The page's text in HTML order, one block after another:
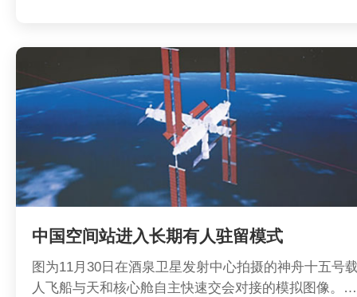
中国空间站进入长期有人驻留模式
图为11月30日在酒泉卫星发射中心拍摄的神舟十五号
人飞船与天和核心舱自主快速交会对接的模拟图像。新